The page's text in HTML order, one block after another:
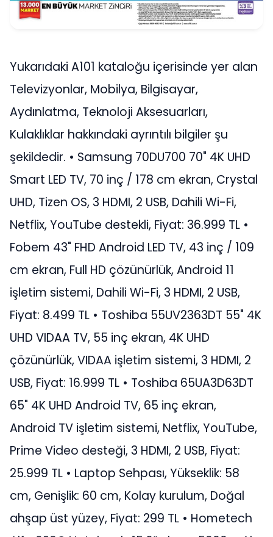
Yukarıdaki A101 kataloğu içerisinde yer alan
Televizyonlar, Mobilya, Bilgisayar,
Aydınlatma, Teknoloji Aksesuarları,
Kulaklıklar hakkındaki ayrıntılı bilgiler şu
şekildedir. • Samsung 70DU700 70" 4K UHD
Smart LED TV, 70 inç / 178 cm ekran, Crystal
UHD, Tizen OS, 3 HDMI, 2 USB, Dahili Wi-Fi,
Netflix, YouTube destekli, Fiyat: 36.999 TL •
Fobem 43" FHD Android LED TV, 43 inç / 109
cm ekran, Full HD çözünürlük, Android 11
işletim sistemi, Dahili Wi-Fi, 3 HDMI, 2 USB,
Fiyat: 8.499 TL • Toshiba 55UV2363DT 55" 4K
UHD VIDAA TV, 55 inç ekran, 4K UHD
çözünürlük, VIDAA işletim sistemi, 3 HDMI, 2
USB, Fiyat: 16.999 TL • Toshiba 65UA3D63DT
65" 4K UHD Android TV, 65 inç ekran,
Android TV işletim sistemi, Netflix, YouTube,
Prime Video desteği, 3 HDMI, 2 USB, Fiyat:
25.999 TL • Laptop Sehpası, Yükseklik: 58
cm, Genişlik: 60 cm, Kolay kurulum, Doğal
ahşap üst yüzey, Fiyat: 299 TL • Hometech